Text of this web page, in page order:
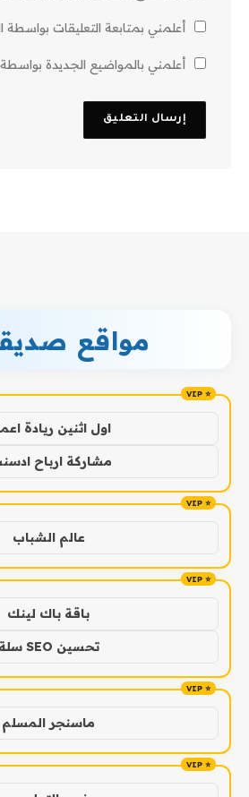
أعلمني بمتابعة التعليقات بواسطة
أعلمني بالمواضيع الجديدة بواسطة
مواقع
اول اثنين ريادة
مشاركة ارباح
عالم الشباب
باقة باك لينك
تحسين SEO سلة
ماسنجر المسلم